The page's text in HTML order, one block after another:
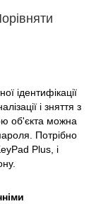
ідентифікації
і зняття з
об'єкта можна
Потрібно
Plus, і